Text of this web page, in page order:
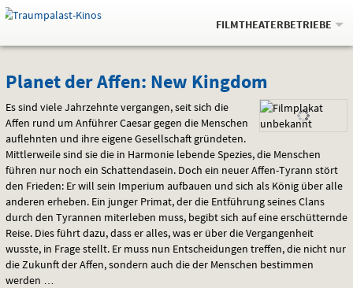
Springe
zum
,zum
.
Navigation
Service
Gehe
zur
Auswahl
FILMTHEATERBETRIEBE
Planet
der
Affen:
New
Kingdom
Planet der Affen: New Kingdom
Es sind viele Jahrzehnte vergangen, seit sich die
Affen rund um Anführer Caesar gegen die Menschen
auflehnten und ihre eigene Gesellschaft gründeten.
Mittlerweile sind sie die in Harmonie lebende Spezies, die Menschen
führen nur noch ein Schattendasein. Doch ein neuer Affen-Tyrann stört
den Frieden: Er will sein Imperium aufbauen und sich als König über alle
anderen erheben. Ein junger Primat, der die Entführung seines Clans
durch den Tyrannen miterleben muss, begibt sich auf eine erschütternde
Reise. Dies führt dazu, dass er alles, was er über die Vergangenheit
wusste, in Frage stellt. Er muss nun Entscheidungen treffen, die nicht nur
die Zukunft der Affen, sondern auch die der Menschen bestimmen
werden …